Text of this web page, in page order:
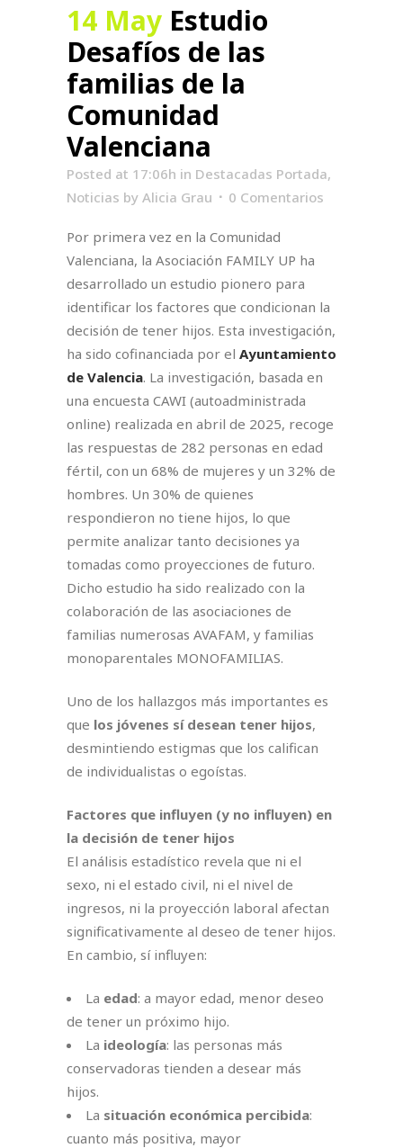
14 May Estudio
Desafíos de las
familias de la
Comunidad
Valenciana
Posted at 17:06h in Destacadas Portada,
Noticias by Alicia Grau 0 Comentarios
Por primera vez en la Comunidad
Valenciana, la Asociación FAMILY UP ha
desarrollado un estudio pionero para
identificar los factores que condicionan la
decisión de tener hijos. Esta investigación,
ha sido cofinanciada por el Ayuntamiento
de Valencia. La investigación, basada en
una encuesta CAWI (autoadministrada
online) realizada en abril de 2025, recoge
las respuestas de 282 personas en edad
fértil, con un 68% de mujeres y un 32% de
hombres. Un 30% de quienes
respondieron no tiene hijos, lo que
permite analizar tanto decisiones ya
tomadas como proyecciones de futuro.
Dicho estudio ha sido realizado con la
colaboración de las asociaciones de
familias numerosas AVAFAM, y familias
monoparentales MONOFAMILIAS.
Uno de los hallazgos más importantes es
que los jóvenes sí desean tener hijos,
desmintiendo estigmas que los califican
de individualistas o egoístas.
Factores que influyen (y no influyen) en
la decisión de tener hijos
El análisis estadístico revela que ni el
sexo, ni el estado civil, ni el nivel de
ingresos, ni la proyección laboral afectan
significativamente al deseo de tener hijos.
En cambio, sí influyen:
La edad: a mayor edad, menor deseo
de tener un próximo hijo.
La ideología: las personas más
conservadoras tienden a desear más
hijos.
La situación económica percibida:
cuanto más positiva, mayor